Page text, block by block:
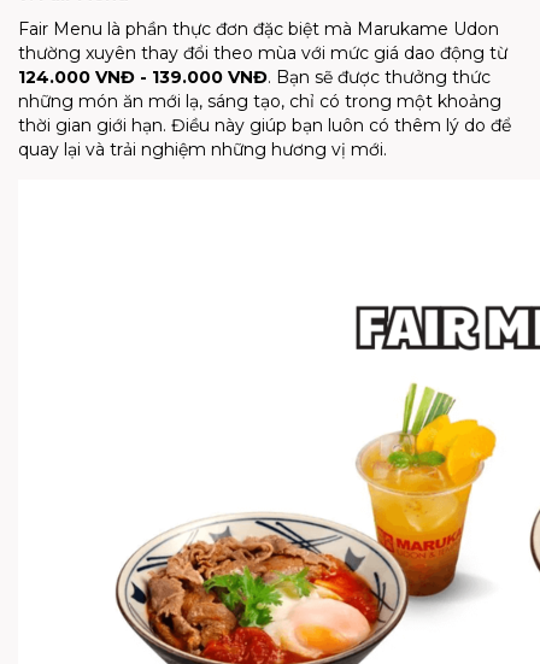
Fair Menu là phần thực đơn đặc biệt mà Marukame Udon
thường xuyên thay đổi theo mùa với mức giá dao động từ
124.000 VNĐ - 139.000 VNĐ. Bạn sẽ được thưởng thức
những món ăn mới lạ, sáng tạo, chỉ có trong một khoảng
thời gian giới hạn. Điều này giúp bạn luôn có thêm lý do để
quay lại và trải nghiệm những hương vị mới.